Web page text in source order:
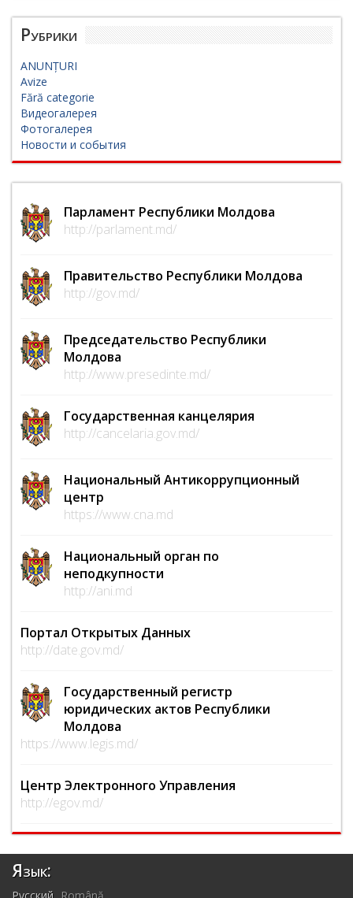
Рубрики
ANUNȚURI
Avize
Fără categorie
Видеогалерея
Фотогалерея
Новости и события
Парламент Республики Молдова
http://parlament.md/
Правительство Республики Молдова
http://gov.md/
Председательство Республики
Молдова
http://www.presedinte.md/
Государственная канцелярия
http://cancelaria.gov.md/
Национальный Антикоррупционный
центр
https://www.cna.md
Национальный орган по
неподкупности
http://ani.md
Портал Открытых Данных
http://date.gov.md/
Государственный регистр
юридических актов Республики
Молдова
https://www.legis.md/
Центр Электронного Управления
http://egov.md/
Язык: